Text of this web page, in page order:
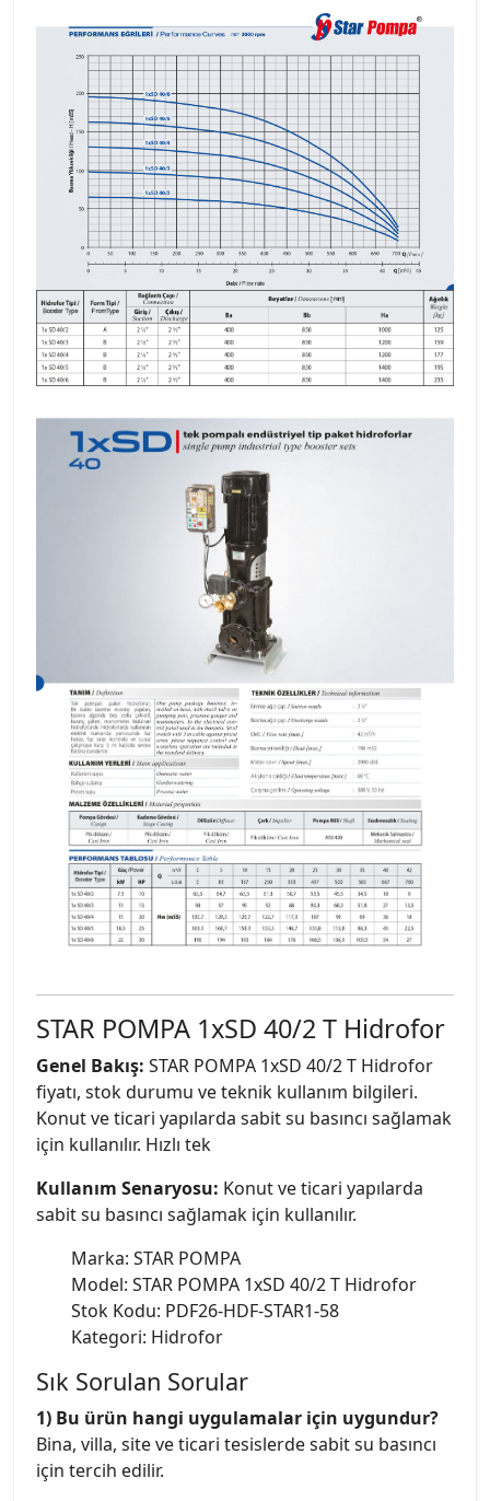
STAR POMPA 1xSD 40/2 T Hidrofor
Genel Bakış: STAR POMPA 1xSD 40/2 T Hidrofor
fiyatı, stok durumu ve teknik kullanım bilgileri.
Konut ve ticari yapılarda sabit su basıncı sağlamak
için kullanılır. Hızlı tek
Kullanım Senaryosu: Konut ve ticari yapılarda
sabit su basıncı sağlamak için kullanılır.
Marka: STAR POMPA
Model: STAR POMPA 1xSD 40/2 T Hidrofor
Stok Kodu: PDF26-HDF-STAR1-58
Kategori: Hidrofor
Sık Sorulan Sorular
1) Bu ürün hangi uygulamalar için uygundur?
Bina, villa, site ve ticari tesislerde sabit su basıncı
için tercih edilir.